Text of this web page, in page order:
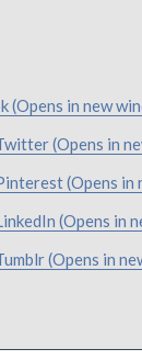
(Opens in new
(Opens in
(Opens in
(Opens in
(Opens in